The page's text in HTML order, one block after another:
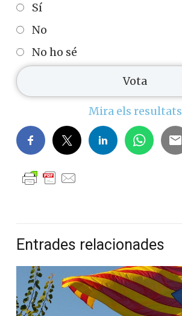
Sí
No
No ho sé
Mira els resultats
Entrades relacionades